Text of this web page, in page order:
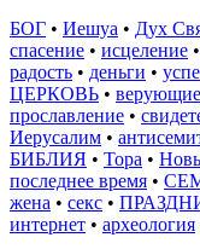
БОГ • Иешуа • Дух
спасение • исцеление •
радость • деньги •
ЦЕРКОВЬ • верующие
прославление •
Иерусалим •
БИБЛИЯ • Тора •
последнее время •
жена • секс •
интернет • археология